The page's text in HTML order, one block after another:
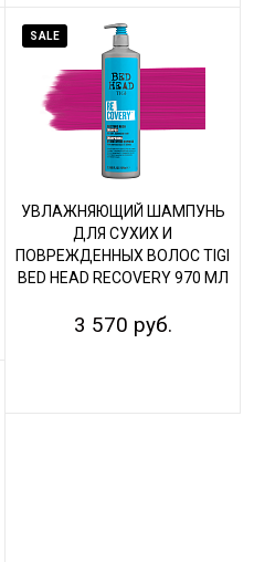
SALE
УВЛАЖНЯЮЩИЙ ШАМПУНЬ
ДЛЯ СУХИХ И
ПОВРЕЖДЕННЫХ ВОЛОС TIGI
BED HEAD RECOVERY 970 МЛ
3 570 руб.